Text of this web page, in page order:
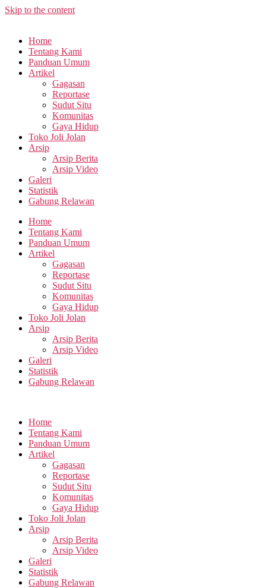
Skip to the content
Home
Tentang Kami
Panduan Umum
Artikel
Gagasan
Reportase
Sudut Situ
Komunitas
Gaya Hidup
Toko Joli Jolan
Arsip
Arsip Berita
Arsip Video
Galeri
Statistik
Gabung Relawan
Home
Tentang Kami
Panduan Umum
Artikel
Gagasan
Reportase
Sudut Situ
Komunitas
Gaya Hidup
Toko Joli Jolan
Arsip
Arsip Berita
Arsip Video
Galeri
Statistik
Gabung Relawan
Home
Tentang Kami
Panduan Umum
Artikel
Gagasan
Reportase
Sudut Situ
Komunitas
Gaya Hidup
Toko Joli Jolan
Arsip
Arsip Berita
Arsip Video
Galeri
Statistik
Gabung Relawan